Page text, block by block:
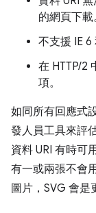
的網頁下載
不支援 IE 6
在 HTTP/2
項。
如同所有回應式
發人員工具來評
資料 URI 有時可
有一或兩張不會
圖片，SVG 會是